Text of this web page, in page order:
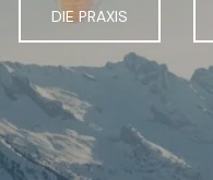
DIE PRAXIS